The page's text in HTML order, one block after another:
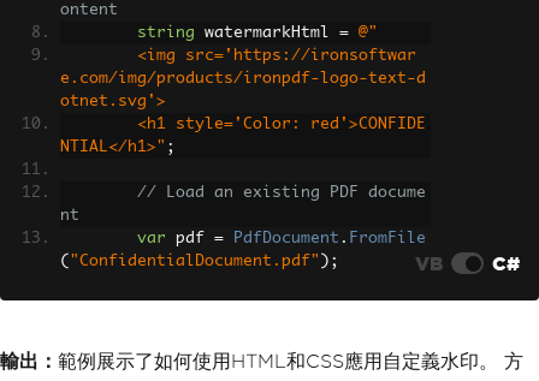
ontent
string watermarkHtml =
@"
e.com/img/products/ironpdf-logo-text-d
otnet.svg'>
NTIAL</h1>" ;
// Load an existing PDF docume
nt
var pdf = PdfDocument . FromFile
( "ConfidentialDocument.pdf" );
        pdf
. ApplyWatermark ( watermarkHt
ml , opacity : 75, rotation );
VB C#
輸出： 範例展示了如何使用HTML和CSS應用自定義水印。 方